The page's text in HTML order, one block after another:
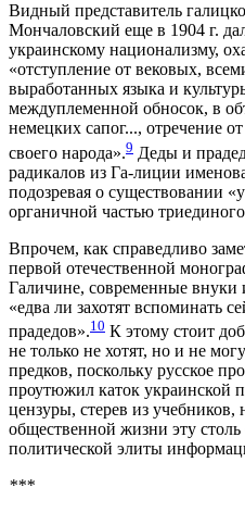
Видный представитель
Мончаловский еще в 1904 г.
украинскому национализму,
«отступление от вековых,
выработанных языка и
междуплеменной обносок, в
немецких сапог..., отречение
своего народа».9 Деды и
радикалов из Га-лиции
подозревая о существовании
органичной частью
Впрочем, как справедливо
первой отечественной
Галичине, современные внуки
«едва ли захотят вспоминать
прадедов».10 К этому стоит
не только не хотят, но и не
предков, поскольку русское
проутюжил каток украинской
цензуры, стерев из учебников,
общественной жизни эту
политической элиты
***